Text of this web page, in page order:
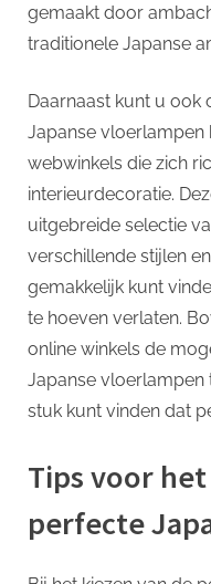
gemaakt door
traditionele Japanse
Daarnaast kunt u ook
Japanse vloerlampen
webwinkels die zich
interieurdecoratie.
uitgebreide selectie
verschillende stijlen
gemakkelijk kunt
te hoeven verlaten.
online winkels de
Japanse vloerlampen
stuk kunt vinden dat
Tips voor
perfecte